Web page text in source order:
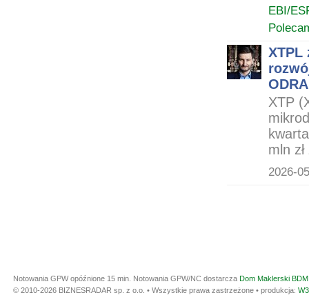
EBI/
XTPL
ODRA
XTP
mln
2026-
Notowania GPW opóźnione 15 min. Notowania GPW/NC dostarcza Dom Maklerski
© 2010-2026 BIZNESRADAR sp. z o.o. • Wszystkie prawa zastrzeżone • produkcja: